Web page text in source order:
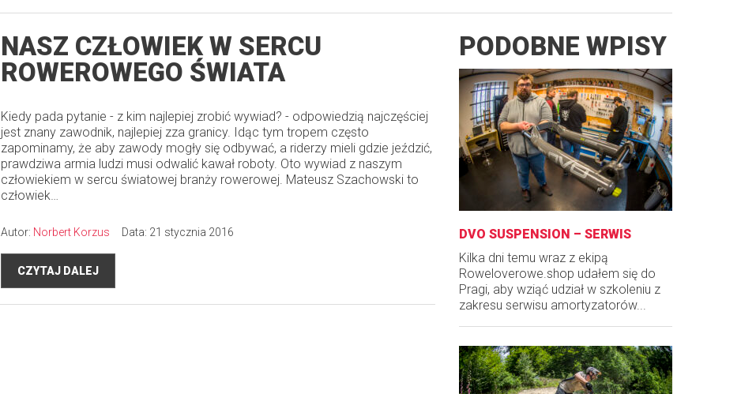
NASZ CZŁOWIEK W SERCU
ROWEROWEGO ŚWIATA
Kiedy pada pytanie - z kim najlepiej zrobić wywiad? - odpowiedzią najczęściej
jest znany zawodnik, najlepiej zza granicy. Idąc tym tropem często
zapominamy, że aby zawody mogły się odbywać, a riderzy mieli gdzie jeździć,
prawdziwa armia ludzi musi odwalić kawał roboty. Oto wywiad z naszym
człowiekiem w sercu światowej branży rowerowej. Mateusz Szachowski to
człowiek…
Autor: Norbert Korzus Data: 21 stycznia 2016
CZYTAJ DALEJ
PODOBNE WPISY
DVO SUSPENSION – SERWIS
Kilka dni temu wraz z ekipą
Roweloverowe.shop udałem się do
Pragi, aby wziąć udział w szkoleniu z
zakresu serwisu amortyzatorów...